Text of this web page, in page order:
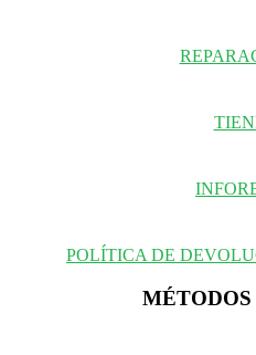
POLÍTICA DE
MÉTODOS